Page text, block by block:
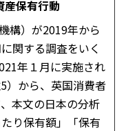
産保有行動
構）が2019年から
関する調査をいく
年１月に実施され
）から、英国消費者
本文の日本の分析
り保有額」「保有